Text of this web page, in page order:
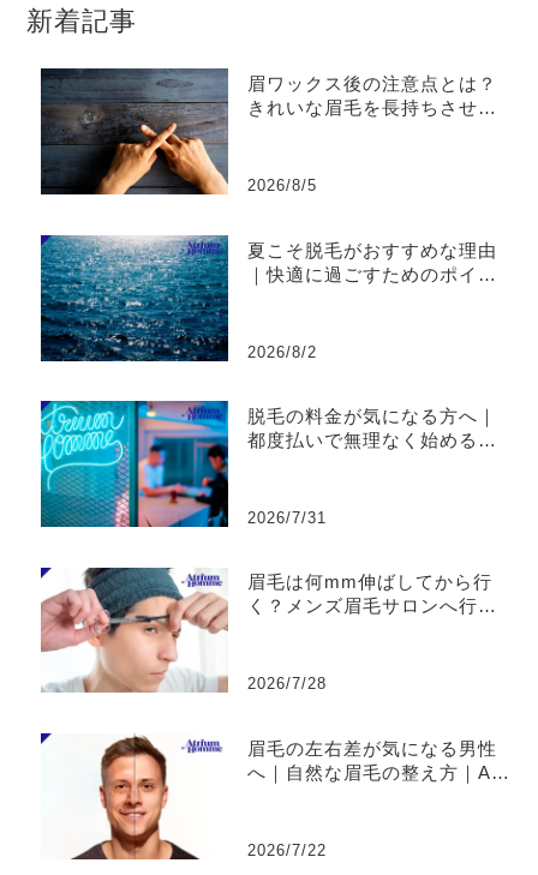
新着記事
眉ワックス後の注意点とは？
きれいな眉毛を長持ちさせる
2026/8/5
夏こそ脱毛がおすすめな理由
｜快適に過ごすためのポイン
2026/8/2
脱毛の料金が気になる方へ｜
都度払いで無理なく始めるメ
2026/7/31
眉毛は何mm伸ばしてから行
く？メンズ眉毛サロンへ行く
2026/7/28
眉毛の左右差が気になる男性
へ｜自然な眉毛の整え方｜AT
2026/7/22